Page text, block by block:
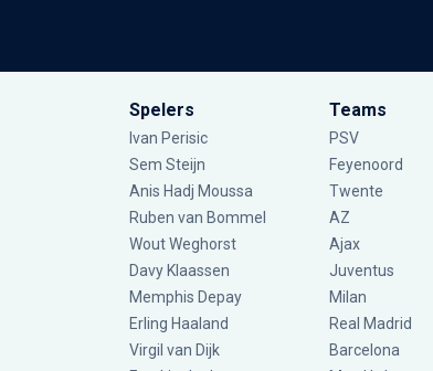
Spelers
Ivan Perisic
Sem Steijn
Anis Hadj Moussa
Ruben van Bommel
Wout Weghorst
Davy Klaassen
Memphis Depay
Erling Haaland
Virgil van Dijk
Teams
PSV
Feyenoord
Twente
AZ
Ajax
Juventus
Milan
Real Madrid
Barcelona